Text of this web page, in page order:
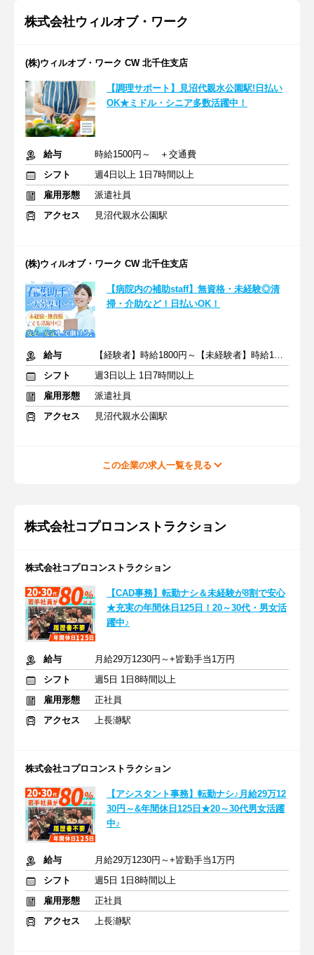
株式会社ウィルオブ・ワーク
(株)ウィルオブ・ワーク CW 北千住支店
【調理サポート】見沼代親水公園駅!日払い
OK★ミドル・シニア多数活躍中！
給与
時給1500円～ ＋交通費
シフト
週4日以上 1日7時間以上
雇用形態
派遣社員
アクセス
見沼代親水公園駅
(株)ウィルオブ・ワーク CW 北千住支店
【病院内の補助staff】無資格・未経験◎清
掃・介助など！日払いOK！
給与
【経験者】時給1800円～【未経験者】時給1500円～ ＋交通費
シフト
週3日以上 1日7時間以上
雇用形態
派遣社員
アクセス
見沼代親水公園駅
この企業の求人一覧を見る
株式会社コプロコンストラクション
株式会社コプロコンストラクション
【CAD事務】転勤ナシ＆未経験が8割で安心
★充実の年間休日125日！20～30代・男女活
躍中♪
給与
月給29万1230円～+皆勤手当1万円
シフト
週5日 1日8時間以上
雇用形態
正社員
アクセス
上長瀞駅
株式会社コプロコンストラクション
【アシスタント事務】転勤ナシ♪月給29万12
30円～&年間休日125日★20～30代男女活躍
中♪
給与
月給29万1230円～+皆勤手当1万円
シフト
週5日 1日8時間以上
雇用形態
正社員
アクセス
上長瀞駅